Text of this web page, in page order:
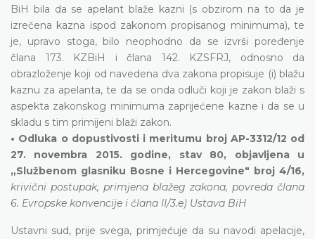
BiH bila da se apelant blaže kazni (s obzirom na to da je
izrečena kazna ispod zakonom propisanog minimuma), te
je, upravo stoga, bilo neophodno da se izvrši poređenje
člana 173. KZBiH i člana 142. KZSFRJ, odnosno da
obrazloženje koji od navedena dva zakona propisuje (i) blažu
kaznu za apelanta, te da se onda odluči koji je zakon blaži s
aspekta zakonskog minimuma zaprijećene kazne i da se u
skladu s tim primijeni blaži zakon.
• Odluka o dopustivosti i meritumu broj AP-3312/12 od
27. novembra 2015. godine, stav 80, objavljena u
„Službenom glasniku Bosne i Hercegovine" broj 4/16,
krivični postupak, primjena blažeg zakona, povreda člana
6. Evropske konvencije i člana II/3.e) Ustava BiH
Ustavni sud, prije svega, primjećuje da su navodi apelacije,